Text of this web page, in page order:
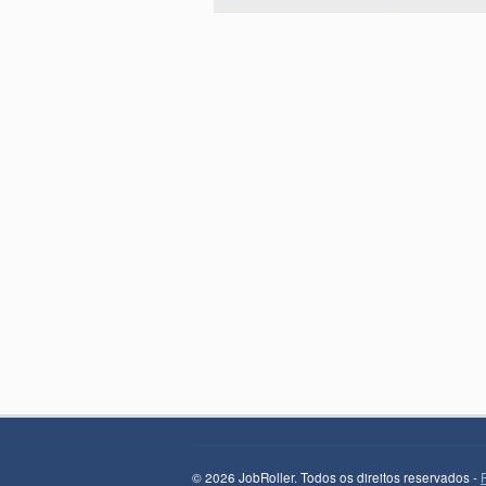
© 2026 JobRoller. Todos os direitos reservados -